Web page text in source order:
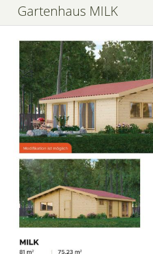
Gartenhaus MILK